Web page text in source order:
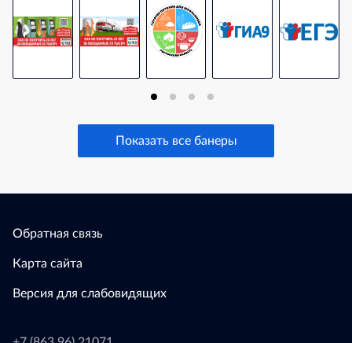
Показать все банеры
Обратная связь
Карта сайта
Версия для слабовидящих